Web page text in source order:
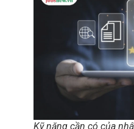
Kỹ năng cần có của